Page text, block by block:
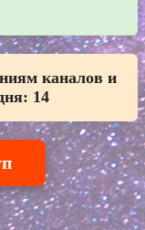
каналов и
14